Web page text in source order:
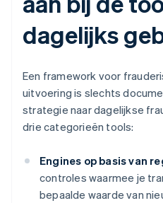
dagelijks
Een framework voor
uitvoering is slechts
strategie naar dagelijkse
drie categorieën tools:
Engines op basis van
controles waarmee je
bepaalde waarde van